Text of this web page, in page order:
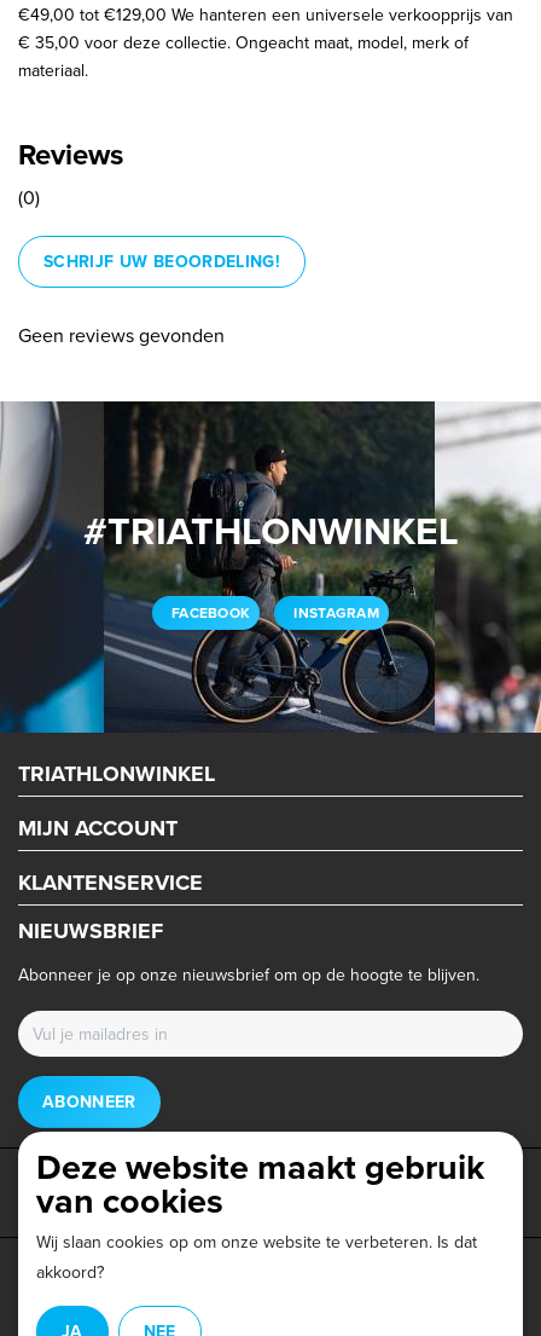
€49,00 tot €129,00 We hanteren een universele verkoopprijs van
€ 35,00 voor deze collectie. Ongeacht maat, model, merk of
materiaal.
Reviews
(0)
SCHRIJF UW BEOORDELING!
Geen reviews gevonden
#TRIATHLONWINKEL
FACEBOOK INSTAGRAM
TRIATHLONWINKEL
MIJN ACCOUNT
KLANTENSERVICE
NIEUWSBRIEF
Abonneer je op onze nieuwsbrief om op de hoogte te blijven.
ABONNEER
Privacy beleid
Deze website maakt gebruik
van cookies
Wij slaan cookies op om onze website te verbeteren. Is dat
akkoord?
JA NEE